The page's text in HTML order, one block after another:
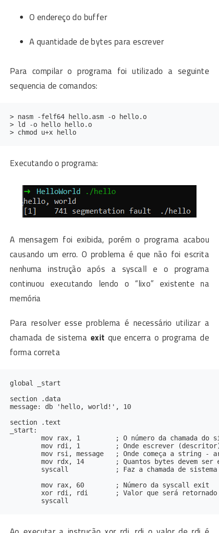
O endereço do buffer
A quantidade de bytes para escrever
Para compilar o programa foi utilizado a seguinte
sequencia de comandos:
> nasm -felf64 hello.asm -o hello.o
> ld -o hello hello.o
Executando o programa:
A mensagem foi exibida, porém o programa acabou
causando um erro. O problema é que não foi escrita
nenhuma instrução após a syscall e o programa
continuou executando lendo o “lixo” existente na
memória
Para resolver esse problema é necessário utilizar a
chamada de sistema exit que encerra o programa de
forma correta
global _start
section .data
message: db 'hello, world!', 10
section .text
_start: